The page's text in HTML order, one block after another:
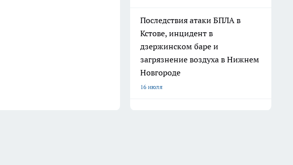
Последствия атаки БПЛА в
Кстове, инцидент в
дзержинском баре и
загрязнение воздуха в Нижнем
Новгороде
16 июля